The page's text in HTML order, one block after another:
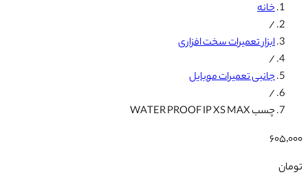
خانه
/
ابزار تعمیرات سخت افزاری
/
جانبی تعمیرات موبایل
/
چسب WATER PROOF IP XS MAX
۶۰۵٬۰۰۰
تومان